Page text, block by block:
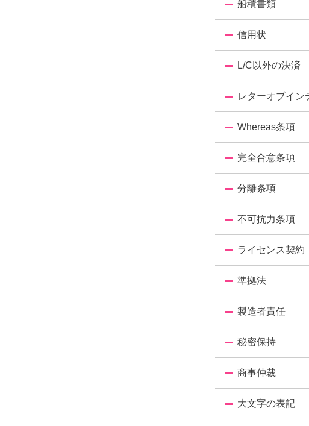
船積書類
信用状
L/C以外の決済
レターオブイン
Whereas条項
完全合意条項
分離条項
不可抗力条項
ライセンス契約
準拠法
製造者責任
秘密保持
商事仲裁
大文字の表記